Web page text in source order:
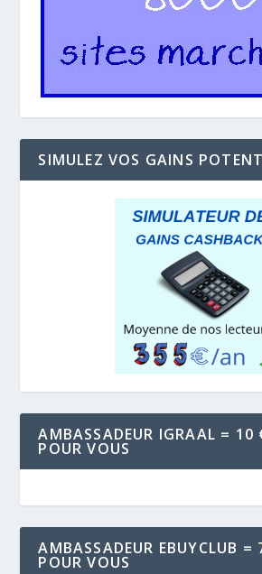
SIMULEZ VOS GAINS
AMBASSADEUR IGRAAL = 10
POUR VOUS
AMBASSADEUR EBUYCLUB =
POUR VOUS